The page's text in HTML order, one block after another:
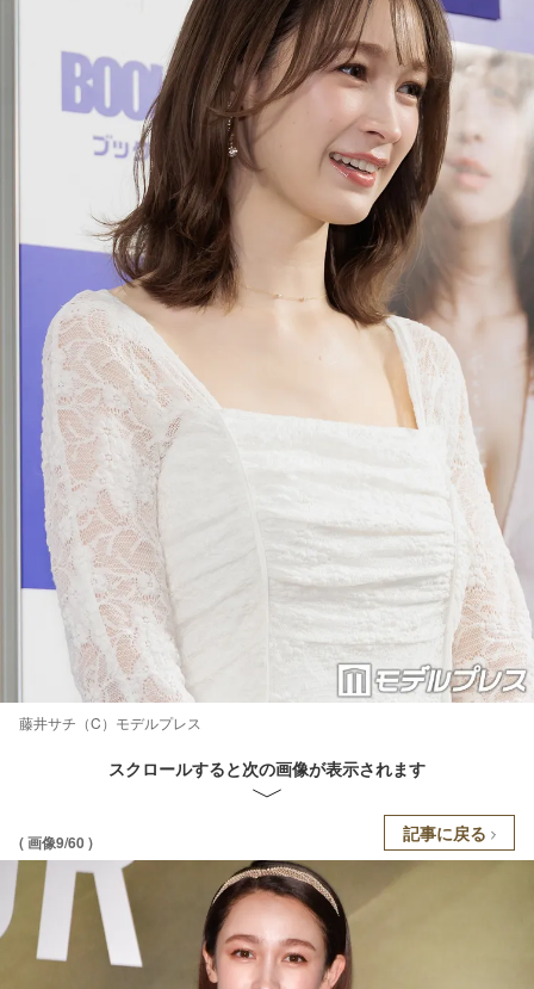
藤井サチ（C）モデルプレス
スクロールすると次の画像が表示されます
( 画像9/60 ) 記事に戻る